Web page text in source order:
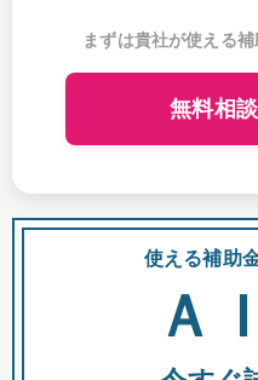
まずは貴社が使える
無料相
使える補助
Ａ